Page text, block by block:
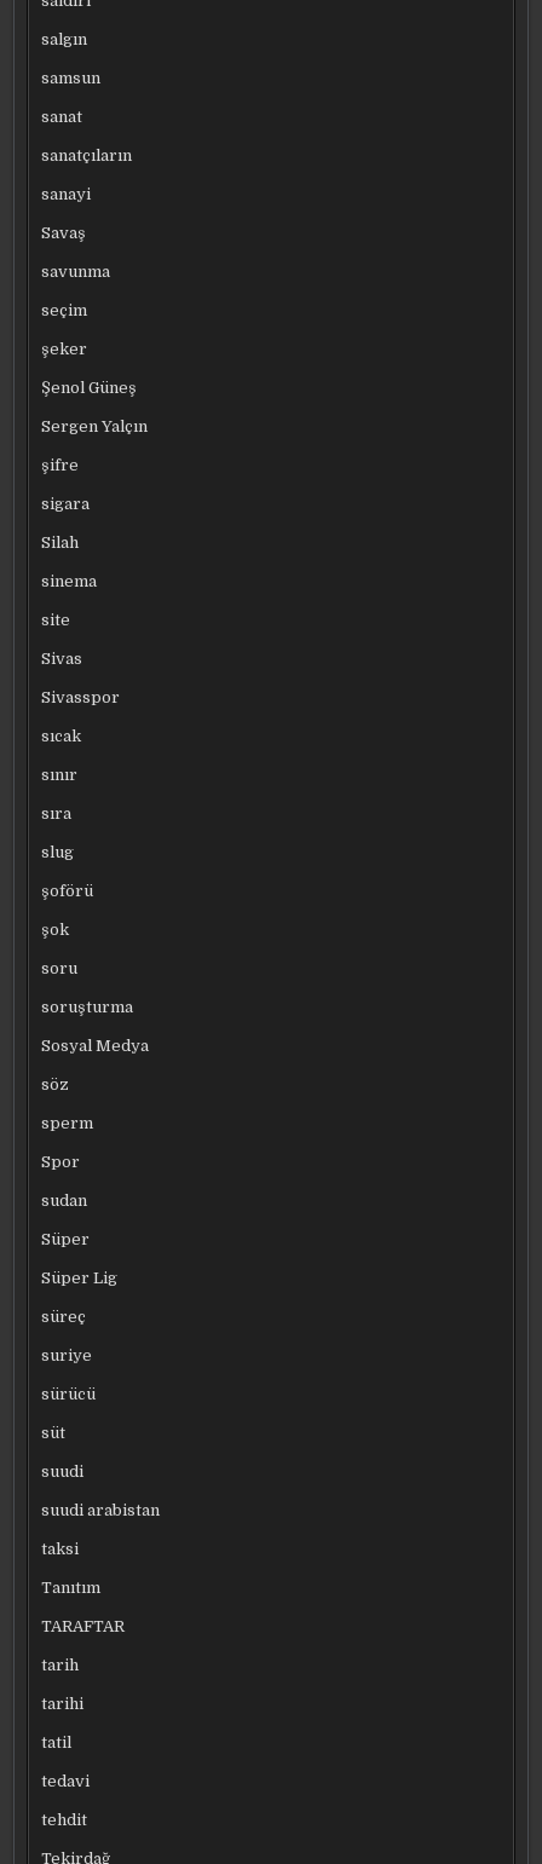
salgın
samsun
sanat
sanatçıların
sanayi
Savaş
savunma
seçim
şeker
Şenol Güneş
Sergen Yalçın
şifre
sigara
Silah
sinema
site
Sivas
Sivasspor
sıcak
sınır
sıra
slug
şoförü
şok
soru
soruşturma
Sosyal Medya
söz
sperm
Spor
sudan
Süper
Süper Lig
süreç
suriye
sürücü
süt
suudi
suudi arabistan
taksi
Tanıtım
TARAFTAR
tarih
tarihi
tatil
tedavi
tehdit
Tekirdağ